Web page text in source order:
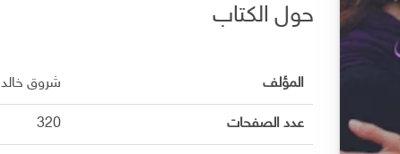
حول الكتاب
المؤلف شروق خالد
عدد الصفحات 320